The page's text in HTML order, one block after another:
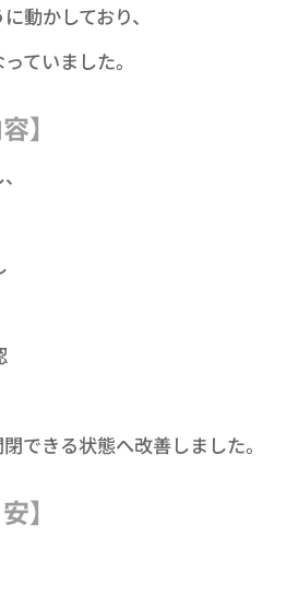
動かしており、
ていました。
】
できる状態へ改善しました。
】